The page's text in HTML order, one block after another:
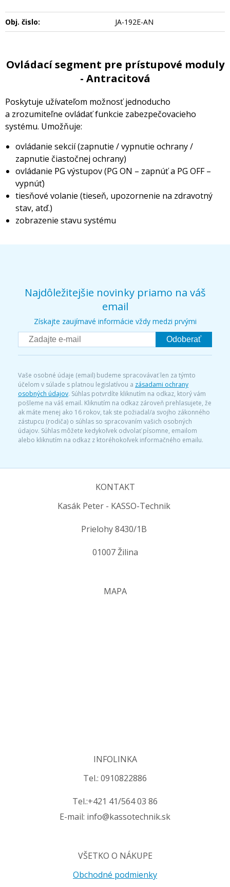
Obj. čislo: JA-192E-AN
Ovládací segment pre prístupové moduly
- Antracitová
Poskytuje užívateľom možnosť jednoducho
a zrozumiteľne ovládať funkcie zabezpečovacieho
systému. Umožňuje:
ovládanie sekcií (zapnutie / vypnutie ochrany /
zapnutie čiastočnej ochrany)
ovládanie PG výstupov (PG ON – zapnúť a PG OFF –
vypnúť)
tiesňové volanie (tieseň, upozornenie na zdravotný
stav, atď.)
zobrazenie stavu systému
Najdôležitejšie novinky priamo na váš
email
Získajte zaujímavé informácie vždy medzi prvými
Odoberať
Vaše osobné údaje (email) budeme spracovávať len za týmto
účelom v súlade s platnou legislatívou a zásadami ochrany
osobných údajov. Súhlas potvrdíte kliknutím na odkaz, ktorý vám
pošleme na váš email. Kliknutím na odkaz zároveň prehlasujete, že
ak máte menej ako 16 rokov, tak ste požiadal/a svojho zákonného
zástupcu (rodiča) o súhlas so spracovaním vašich osobných
údajov. Súhlas môžete kedykoľvek odvolať písomne, emailom
alebo kliknutím na odkaz z ktoréhokoľvek informačného emailu.
KONTAKT
Kasák Peter - KASSO-Technik
Prielohy 8430/1B
01007 Žilina
MAPA
INFOLINKA
Tel.: 0910822886
Tel.:+421 41/564 03 86
E-mail: info@kassotechnik.sk
VŠETKO O NÁKUPE
Obchodné podmienky